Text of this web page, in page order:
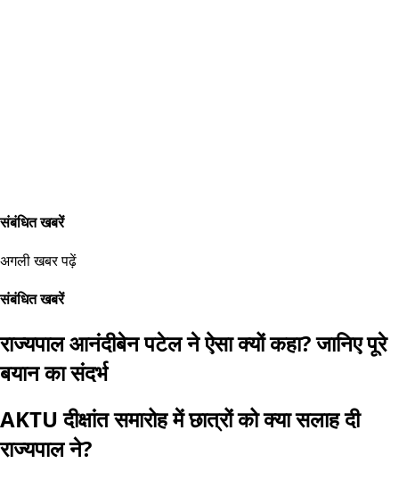
संबंधित खबरें
अगली खबर पढ़ें
संबंधित खबरें
राज्यपाल आनंदीबेन पटेल ने ऐसा क्यों कहा? जानिए पूरे
बयान का संदर्भ
AKTU दीक्षांत समारोह में छात्रों को क्या सलाह दी
राज्यपाल ने?